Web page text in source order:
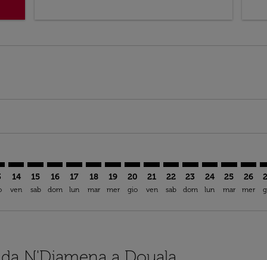
14
ven
15
sab
16
dom
17
lun
18
mar
19
mer
20
gio
NDJ–DLA: cmp-view-
21
ven
NDJ–DLA: cmp-view-
22
sab
NDJ–DLA: cmp-
23
dom
NDJ–DLA:
24
lun
25
mar
26
mer